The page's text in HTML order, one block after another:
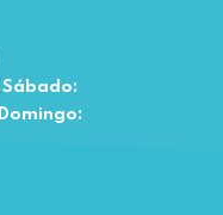
Sábado:
Domingo: